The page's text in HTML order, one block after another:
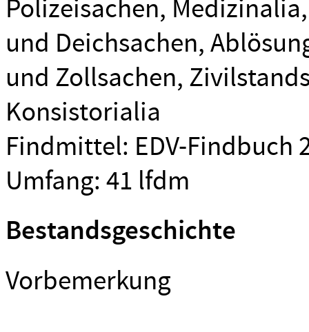
Polizeisachen,
und Deichsachen,
und Zollsachen,
Konsistorialia
Findmittel: EDV-Findbuch
Umfang: 41 lfdm
Bestandsgeschichte
Vorbemerkung